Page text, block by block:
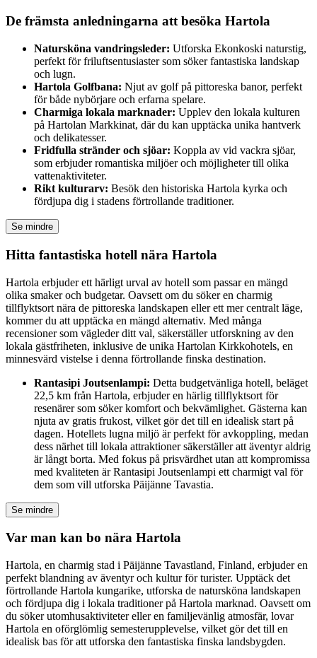
De främsta anledningarna att besöka Hartola
Natursköna vandringsleder: Utforska Ekonkoski naturstig,
perfekt för friluftsentusiaster som söker fantastiska landskap
och lugn.
Hartola Golfbana: Njut av golf på pittoreska banor, perfekt
för både nybörjare och erfarna spelare.
Charmiga lokala marknader: Upplev den lokala kulturen
på Hartolan Markkinat, där du kan upptäcka unika hantverk
och delikatesser.
Fridfulla stränder och sjöar: Koppla av vid vackra sjöar,
som erbjuder romantiska miljöer och möjligheter till olika
vattenaktiviteter.
Rikt kulturarv: Besök den historiska Hartola kyrka och
fördjupa dig i stadens förtrollande traditioner.
Se mindre
Hitta fantastiska hotell nära Hartola
Hartola erbjuder ett härligt urval av hotell som passar en mängd
olika smaker och budgetar. Oavsett om du söker en charmig
tillflyktsort nära de pittoreska landskapen eller ett mer centralt läge,
kommer du att upptäcka en mängd alternativ. Med många
recensioner som vägleder ditt val, säkerställer utforskning av den
lokala gästfriheten, inklusive de unika Hartolan Kirkkohotels, en
minnesvärd vistelse i denna förtrollande finska destination.
Rantasipi Joutsenlampi: Detta budgetvänliga hotell, beläget
22,5 km från Hartola, erbjuder en härlig tillflyktsort för
resenärer som söker komfort och bekvämlighet. Gästerna kan
njuta av gratis frukost, vilket gör det till en idealisk start på
dagen. Hotellets lugna miljö är perfekt för avkoppling, medan
dess närhet till lokala attraktioner säkerställer att äventyr aldrig
är långt borta. Med fokus på prisvärdhet utan att kompromissa
med kvaliteten är Rantasipi Joutsenlampi ett charmigt val för
dem som vill utforska Päijänne Tavastia.
Se mindre
Var man kan bo nära Hartola
Hartola, en charmig stad i Päijänne Tavastland, Finland, erbjuder en
perfekt blandning av äventyr och kultur för turister. Upptäck det
förtrollande Hartola kungarike, utforska de natursköna landskapen
och fördjupa dig i lokala traditioner på Hartola marknad. Oavsett om
du söker utomhusaktiviteter eller en familjevänlig atmosfär, lovar
Hartola en oförglömlig semesterupplevelse, vilket gör det till en
idealisk bas för att utforska den fantastiska finska landsbygden.